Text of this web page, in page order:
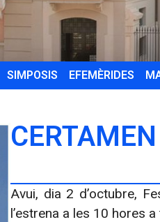
SIMPOSIS EFEMÈRIDES
Avui, dia 2 d’octubre,
l’estrena a les 10 hores